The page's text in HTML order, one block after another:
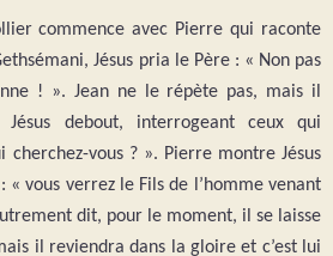
commence avec Pierre qui raconte
Jésus pria le Père : « Non pas
! ». Jean ne le répète pas, mais il
debout, interrogeant ceux qui
cherchez-vous ? ». Pierre montre Jésus
« vous verrez le Fils de l’homme venant
dit, pour le moment, il se laisse
il reviendra dans la gloire et c’est lui